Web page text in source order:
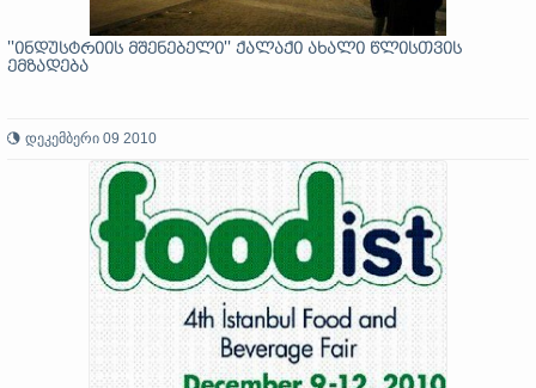
''ინდუსტრიის მშენებელი'' ქალაქი ახალი წლისთვის
ემზადება
დეკემბერი 09 2010